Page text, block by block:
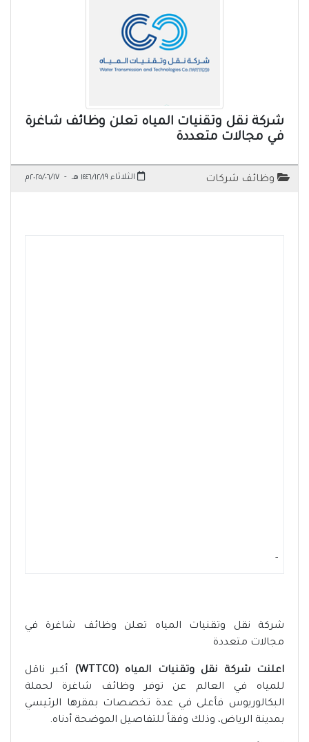
شركة نقل وتقنيات المياه تعلن وظائف شاغرة
في مجالات متعددة
وظائف شركات الثلاثاء ١٤٤٦/١٢/١٩ هـ - ٢٠٢٥/٠٦/١٧م
-
شركة نقل وتقنيات المياه تعلن وظائف شاغرة في
مجالات متعددة
اعلنت شركة نقل وتقنيات المياه (WTTCO)
أكبر ناقل
للمياه في العالم عن توفر وظائف شاغرة لحملة
البكالوريوس فأعلى في عدة تخصصات بمقرها الرئيسي
بمدينة الرياض، وذلك وفقاً للتفاصيل الموضحة أدناه.